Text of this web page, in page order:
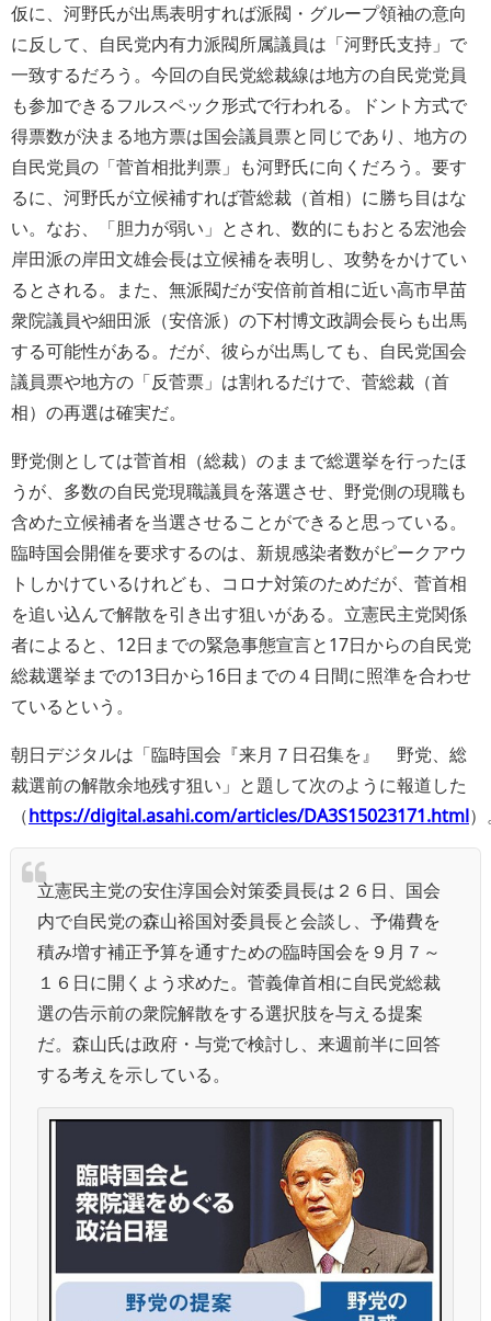
仮に、河野氏が出馬表明すれば派閥・グループ領袖の意向
に反して、自民党内有力派閥所属議員は「河野氏支持」で
一致するだろう。今回の自民党総裁線は地方の自民党党員
も参加できるフルスペック形式で行われる。ドント方式で
得票数が決まる地方票は国会議員票と同じであり、地方の
自民党員の「菅首相批判票」も河野氏に向くだろう。要す
るに、河野氏が立候補すれば菅総裁（首相）に勝ち目はな
い。なお、「胆力が弱い」とされ、数的にもおとる宏池会
岸田派の岸田文雄会長は立候補を表明し、攻勢をかけてい
るとされる。また、無派閥だが安倍前首相に近い高市早苗
衆院議員や細田派（安倍派）の下村博文政調会長らも出馬
する可能性がある。だが、彼らが出馬しても、自民党国会
議員票や地方の「反菅票」は割れるだけで、菅総裁（首
相）の再選は確実だ。
野党側としては菅首相（総裁）のままで総選挙を行ったほ
うが、多数の自民党現職議員を落選させ、野党側の現職も
含めた立候補者を当選させることができると思っている。
臨時国会開催を要求するのは、新規感染者数がピークアウ
トしかけているけれども、コロナ対策のためだが、菅首相
を追い込んで解散を引き出す狙いがある。立憲民主党関係
者によると、12日までの緊急事態宣言と17日からの自民党
総裁選挙までの13日から16日までの４日間に照準を合わせ
ているという。
朝日デジタルは「臨時国会『来月７日召集を』 野党、総
裁選前の解散余地残す狙い」と題して次のように報道した
（https://digital.asahi.com/articles/DA3S15023171.html
立憲民主党の安住淳国会対策委員長は２６日、国会
内で自民党の森山裕国対委員長と会談し、予備費を
積み増す補正予算を通すための臨時国会を９月７～
１６日に開くよう求めた。菅義偉首相に自民党総裁
選の告示前の衆院解散をする選択肢を与える提案
だ。森山氏は政府・与党で検討し、来週前半に回答
する考えを示している。